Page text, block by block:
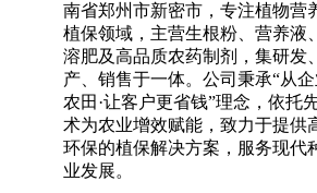
南省郑州市新密市，专注植物营
植保领域，主营生根粉、营养液
溶肥及高品质农药制剂，集研发
产、销售于一体。公司秉承“从企
农田·让客户更省钱”理念，依托
术为农业增效赋能，致力于提供
环保的植保解决方案，服务现代
业发展。